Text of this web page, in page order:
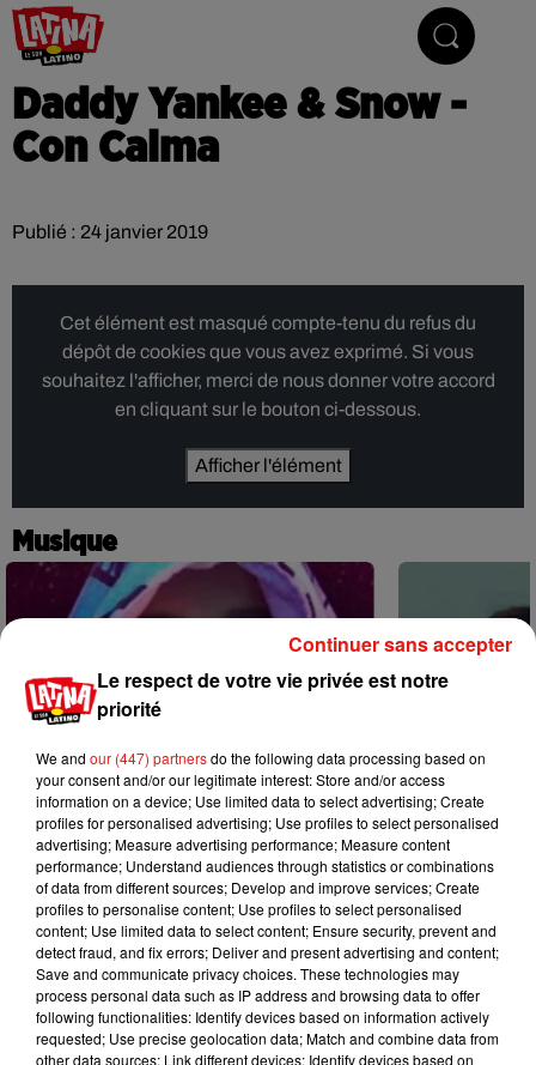
Daddy Yankee & Snow -
Con Calma
Publié : 24 janvier 2019
Cet élément est masqué compte-tenu du refus du
dépôt de cookies que vous avez exprimé. Si vous
souhaitez l'afficher, merci de nous donner votre accord
en cliquant sur le bouton ci-dessous.
Afficher l'élément
Musique
6 août 2026
Karol G dévoile la tracklist de son
nouvel album… avec des invités...
5 août 2026
Benny
Becky G sur
+ DE MUSIQUE
Le respect de votre vie privée est notre
priorité
We and our (447) partnersdo the following data processing based on
your consent and/or our legitimate interest: Store and/or access
information on a device; Use limited data to select advertising; Create
profiles for personalised advertising; Use profiles to select personalised
advertising; Measure advertising performance; Measure content
performance; Understand audiences through statistics or combinations
of data from different sources; Develop and improve services; Create
profiles to personalise content; Use profiles to select personalised
content; Use limited data to select content; Ensure security, prevent and
detect fraud, and fix errors; Deliver and present advertising and content;
Save and communicate privacy choices. These technologies may
process personal data such as IP address and browsing data to offer
following functionalities: Identify devices based on information actively
requested; Use precise geolocation data; Match and combine data from
other data sources; Link different devices; Identify devices based on
Continuer sans accepter